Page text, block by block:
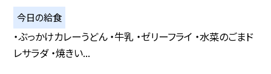
今日の給食
・ぶっかけカレーうどん ・牛乳 ・ゼリーフライ ・水菜のごまド
レサラダ ・焼きい...